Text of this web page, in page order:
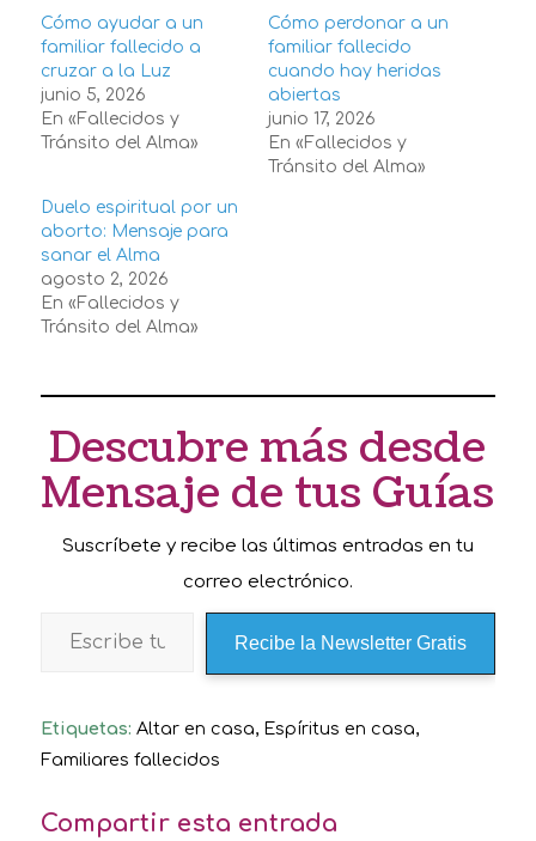
Cómo ayudar a un
familiar fallecido a
cruzar a la Luz
junio 5, 2026
En «Fallecidos y
Tránsito del Alma»
Cómo perdonar a un
familiar fallecido
cuando hay heridas
abiertas
junio 17, 2026
En «Fallecidos y
Tránsito del Alma»
Duelo espiritual por un
aborto: Mensaje para
sanar el Alma
agosto 2, 2026
En «Fallecidos y
Tránsito del Alma»
Descubre más desde
Mensaje de tus Guías
Suscríbete y recibe las últimas entradas en tu
correo electrónico.
Recibe la Newsletter Gratis
Etiquetas: Altar en casa, Espíritus en casa,
Familiares fallecidos
Compartir esta entrada